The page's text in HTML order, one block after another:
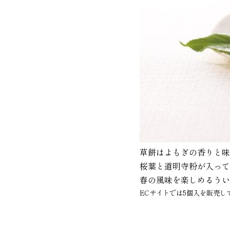
草餅はよもぎの香りと
桜葉と道明寺粉が入っ
春の風味を楽しめるうい
ECサイトでは5個入を販売し